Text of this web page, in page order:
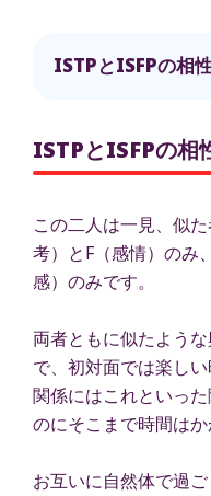
ISTPとISFPの相
ISTPとISFPの相
この二人は一見、似
考）とF（感情）のみ
感）のみです。
両者ともに似たよう
で、初対面では楽し
関係にはこれといっ
のにそこまで時間はか
お互いに自然体で過